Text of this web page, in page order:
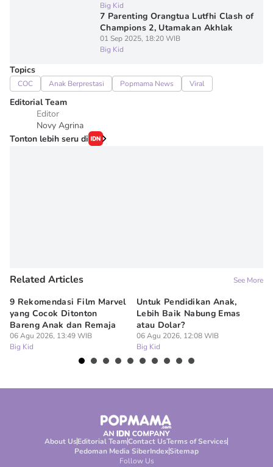
Big Kid
7 Parenting Orangtua Lutfhi Clash of
Champions 2, Utamakan Akhlak
01 Sep 2025, 18:20 WIB
Big Kid
Topics
COC Anak Berprestasi Popmama News Viral
Editorial Team
Editor
Novy Agrina
Tonton lebih seru di
Related Articles See More
9 Rekomendasi Film Marvel
yang Cocok Ditonton
Bareng Anak dan Remaja
06 Agu 2026, 13:49 WIB
Big Kid
Untuk Pendidikan Anak,
Lebih Baik Nabung Emas
atau Dolar?
06 Agu 2026, 12:08 WIB
Big Kid
About UsEditorial TeamContact UsTerms of Services
Pedoman Media SiberIndexSitemap
Follow Us